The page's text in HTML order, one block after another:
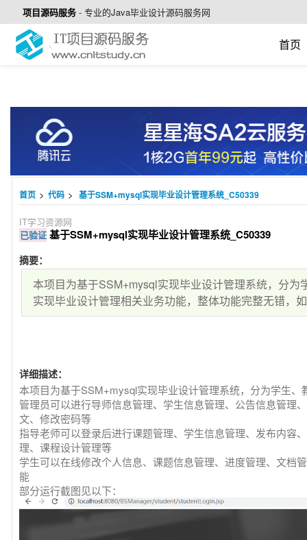
项目源码服务 - 专业的Java毕业设计源码服务网
首页
首页 > 代码 > 基于SSM+mysql实现毕业设计管理系统_C50339
IT学习资源网
已验证 基于SSM+mysql实现毕业设计管理系统_C50339
摘要：
本项目为基于SSM+mysql实现毕业设计管理系统，分
实现毕业设计管理相关业务功能，整体功能完整无错，
详细描述：
本项目为基于SSM+mysql实现毕业设计管理系统，分为学生、
管理员可以进行导师信息管理、学生信息管理、公告信息管理
文、修改密码等
指导老师可以登录后进行课题管理、学生信息管理、发布内容
理、课程设计管理等
学生可以在线修改个人信息、课题信息管理、进度管理、文档
能
部分运行截图见以下：